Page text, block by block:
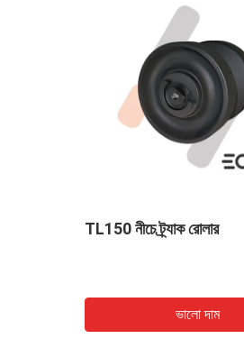
কমপ্যাক্ট ট্র্যাক লোডার স্টিল ট্র্যাক